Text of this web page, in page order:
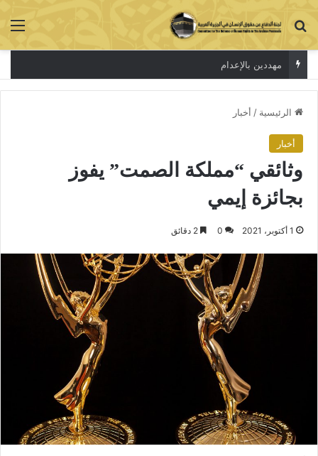
بحث عن
الاعتقال جريمة لا تخفي الحقيقة
الرئيسية / أخبار
أخبار
وثائقي “مملكة الصمت” يفوز
بجائزة إيمي
1 أكتوبر، 2021 0